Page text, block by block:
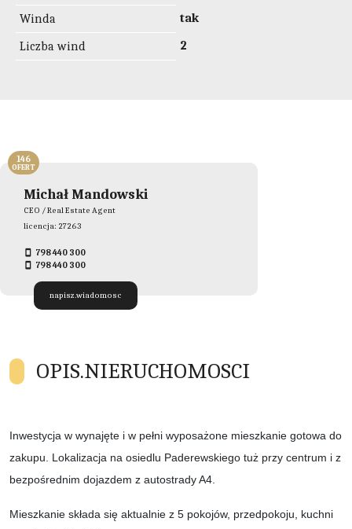
Winda
tak
Liczba wind
2
Michał Mandowski
CEO / Real Estate Agent
licencja: 27263
798 440 300
798 440 300
napisz.wiadomosc
146
OFERT
OPIS.NIERUCHOMOSCI
Inwestycja w wynajęte i w pełni wyposażone mieszkanie gotowa do
zakupu. Lokalizacja na osiedlu Paderewskiego tuż przy centrum i z
bezpośrednim dojazdem z autostrady A4.
Mieszkanie składa się aktualnie z 5 pokojów, przedpokoju, kuchni